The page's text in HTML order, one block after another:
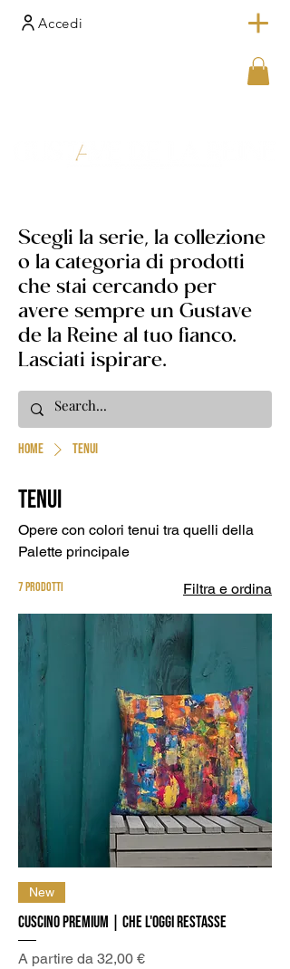
Accedi
Scegli la serie, la collezione
o la categoria di prodotti
che stai cercando per
avere sempre un Gustave
de la Reine al tuo fianco.
Lasciati ispirare.
Home Tenui
Tenui
Opere con colori tenui tra quelli della
Palette principale
7 prodotti Filtra e ordina
New
Cuscino Premium | Che l'oggi restasse
A partire da 32,00 €
Prezzo scontato